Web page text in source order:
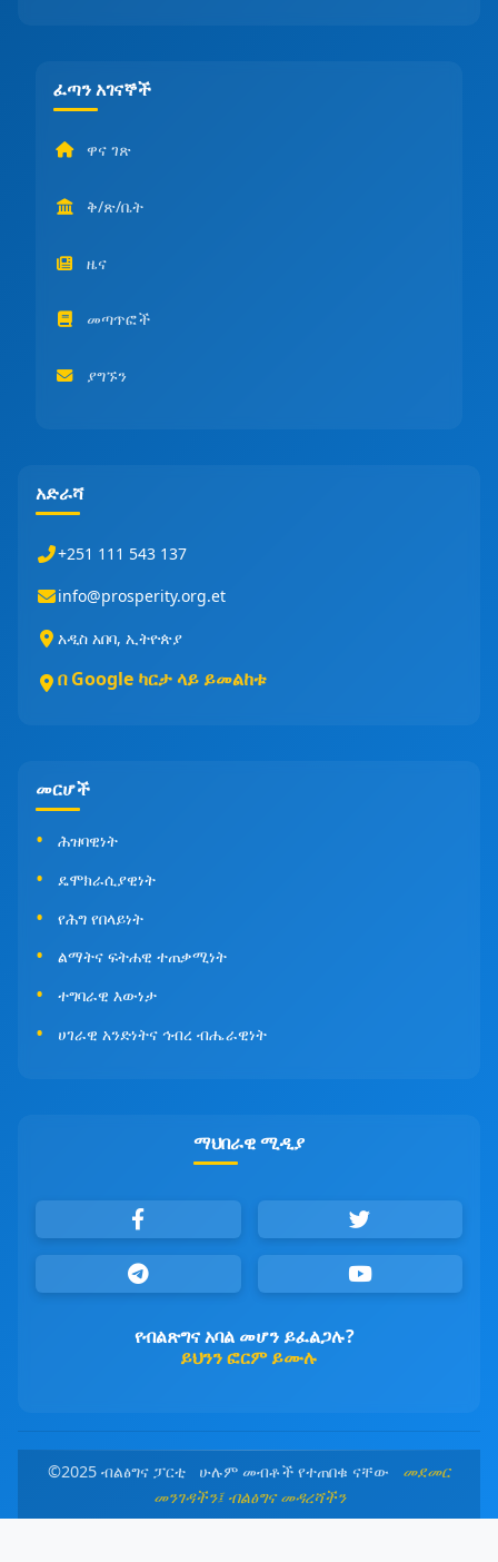
ፈጣን አገናኞች
ዋና ገጽ
ቅ/ጽ/ቤት
ዜና
መጣጥፎች
ያግኙን
አድራሻ
+251 111 543 137
info@prosperity.org.et
አዲስ አበባ, ኢትዮጵያ
በ Google ካርታ ላይ ይመልከቱ
መርሆች
ሕዝባዊነት
ዴሞክራሲያዊነት
የሕግ የበላይነት
ልማትና ፍትሐዊ ተጠቃሚነት
ተግባራዊ እውነታ
ሀገራዊ አንድነትና ኅብረ ብሔራዊነት
ማህበራዊ ሚዲያ
የብልጽግና አባል መሆን ይፈልጋሉ?
ይህንን ፎርም ይሙሉ
©2025 ብልፅግና ፓርቲ ሁሉም መብቶች የተጠበቁ ናቸው መደመር
መንገዳችን፤ ብልፅግና መዳረሻችን